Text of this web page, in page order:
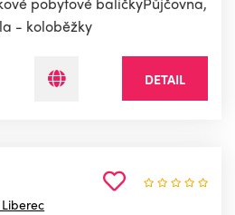
- koloběžky
DETAIL